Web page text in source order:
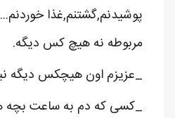
پوشیدنم,گشتنم,غذا
مربوطه نه هیچ کس دیگه.
_عزیزم اون هیچکس دیگه
_کسی که دم به ساعت بچه